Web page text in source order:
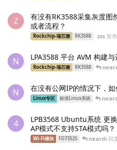
Z
有没有RK3588采集灰度
或者流程？
Rockchip-瑞芯微 RK3588 zss发
N LPA3588 平台 AVM 构建
Rockchip-瑞芯微 RK3588
N 在没有公网IP的情况下，
Linux专区 标准Linux系统
4
LPB3568 Ubuntu系统 更
AP模式不支持STA模式吗？
Wi-Fi模块 FD7352S neardi回